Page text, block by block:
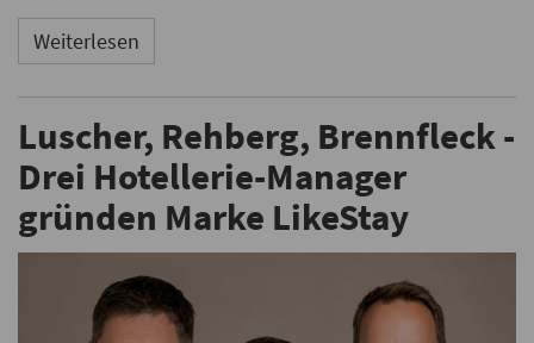
Weiterlesen
Luscher, Rehberg, Brennfleck -
Drei Hotellerie-Manager
gründen Marke LikeStay